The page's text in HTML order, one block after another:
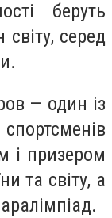
беруть
світу, серед
— один із
і призером
та світу, а